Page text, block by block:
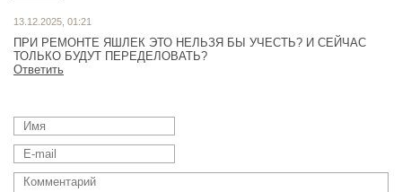
13.12.2025, 01:21
ПРИ РЕМОНТЕ ЯШЛЕК ЭТО НЕЛЬЗЯ БЫ УЧЕСТЬ? И СЕЙЧАС
ТОЛЬКО БУДУТ ПЕРЕДЕЛОВАТЬ?
Ответить